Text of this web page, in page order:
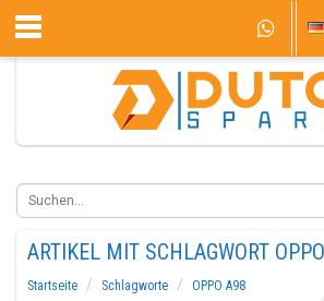
ARTIKEL MIT SCHLAGWORT
Startseite Schlagworte
OPPO A98